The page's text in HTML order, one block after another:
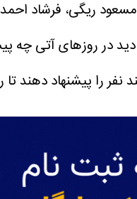
ریگی، فرشاد
در روزهای آتی چه
را پیشنهاد دهند